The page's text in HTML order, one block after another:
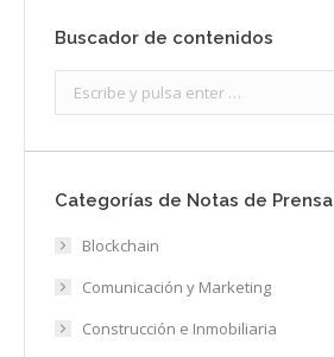
Buscador de contenidos
Categorías de Notas de Prensa
Blockchain
Comunicación y Marketing
Construcción e Inmobiliaria